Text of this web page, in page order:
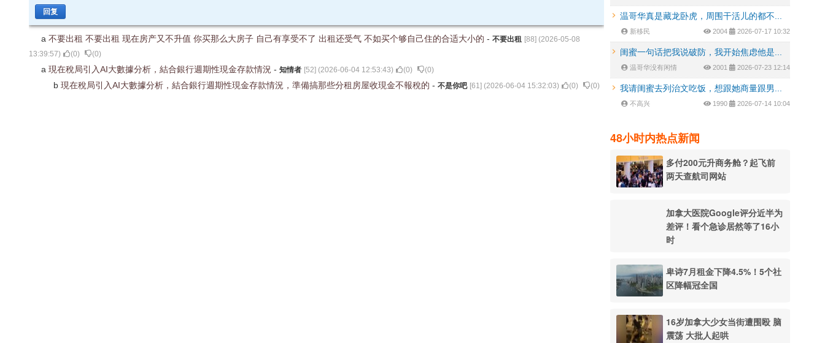
回复
a 不要出租 不要出租 现在房产又不升值 你买那么大房子 自己有享受不了 出租还受气 不如买个够自己住的合适大小的 - 不要出租 [88] (2026-05-08
13:39:57) (0) (0)
a 現在稅局引入AI大數據分析，結合銀行週期性現金存款情況 - 知情者 [52] (2026-06-04 12:53:43) (0) (0)
b 現在稅局引入AI大數據分析，結合銀行週期性現金存款情況，準備搞那些分租房屋收現金不報稅的 - 不是你吧 [61] (2026-06-04 15:32:03) (0) (0)
温哥华真是藏龙卧虎，周围干活儿的都不...
新移民 2004 2026-07-17 10:32
闺蜜一句话把我说破防，我开始焦虑他是...
温哥华没有闲情 2001 2026-07-23 12:14
我请闺蜜去列治文吃饭，想跟她商量跟男...
不高兴 1990 2026-07-14 10:04
48小时内热点新闻
多付200元升商务舱？起飞前
两天查航司网站
加拿大医院Google评分近半为
差评！看个急诊居然等了16小
时
卑诗7月租金下降4.5%！5个社
区降幅冠全国
16岁加拿大少女当街遭围殴 脑
震荡 大批人起哄